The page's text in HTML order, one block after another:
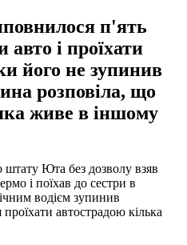
п'ять
авто і проїхати
його не зупинив
розповіла, що
живе в іншому
Юта без дозволу взяв
і поїхав до сестри в
водієм зупинив
автострадою кілька